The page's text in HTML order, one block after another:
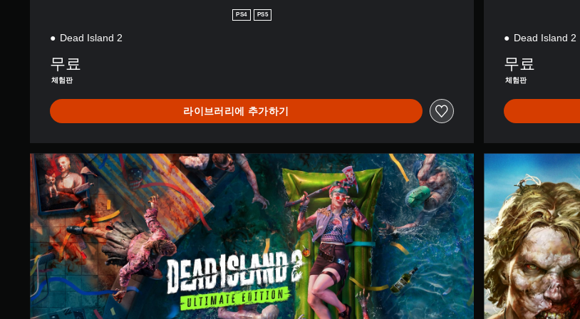
PS4 PS5
Dead Island 2
무료
체험판
라이브러리에 추가하기
Dead Island 2
무료
체험판
U
l
t
i
m
a
t
e
E
d
i
t
e
r
e
s
B
u
n
d
l
e